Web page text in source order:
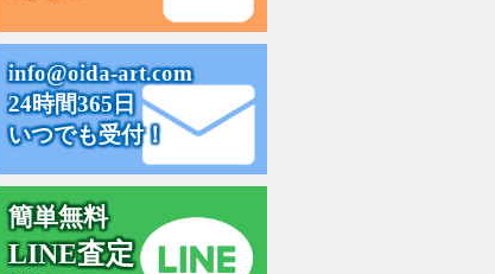
info@oida-art.com
24時間365日
いつでも受付！
簡単無料
LINE査定